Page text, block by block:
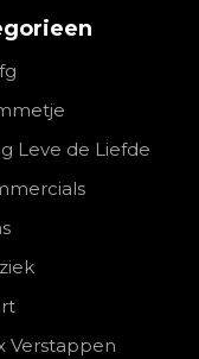
Leve de Liefde
Verstappen